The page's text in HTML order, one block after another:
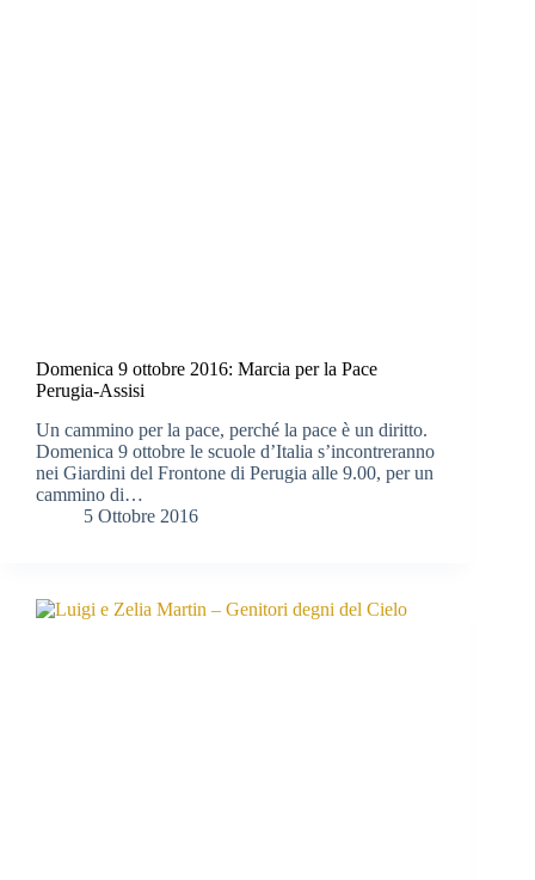
Domenica 9 ottobre 2016: Marcia per la Pace
Perugia-Assisi
Un cammino per la pace, perché la pace è un diritto.
Domenica 9 ottobre le scuole d’Italia s’incontreranno
nei Giardini del Frontone di Perugia alle 9.00, per un
cammino di…
5 Ottobre 2016